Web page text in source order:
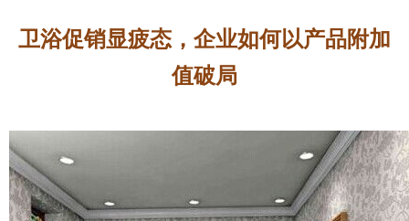
卫浴促销显疲态，企业如何以产品附加
值破局